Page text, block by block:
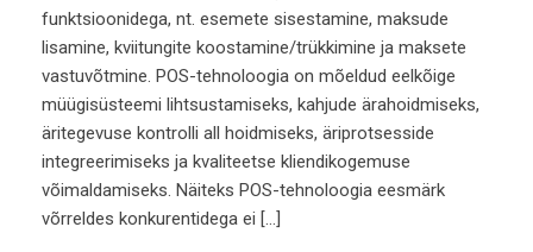
funktsioonidega, nt. esemete sisestamine, maksude
lisamine, kviitungite koostamine/trükkimine ja maksete
vastuvõtmine. POS-tehnoloogia on mõeldud eelkõige
müügisüsteemi lihtsustamiseks, kahjude ärahoidmiseks,
äritegevuse kontrolli all hoidmiseks, äriprotsesside
integreerimiseks ja kvaliteetse kliendikogemuse
võimaldamiseks. Näiteks POS-tehnoloogia eesmärk
võrreldes konkurentidega ei […]